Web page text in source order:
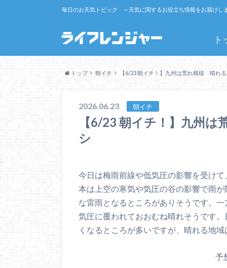
毎日のお天気トピック ～天気に関するお役立ち情報をお届けし
ト
トップ 朝イチ 【6/23 朝イチ！】九州は荒れ模様 晴れ
2026.06.23 朝イチ
【6/23 朝イチ！】九州
シ
今日は梅雨前線や低気圧の影響を受けて
本は上空の寒気や気圧の谷の影響で雨
な雷雨となるところがありそうです。
気圧に覆われておおむね晴れそうです
くなるところが多いですが、晴れる地
予